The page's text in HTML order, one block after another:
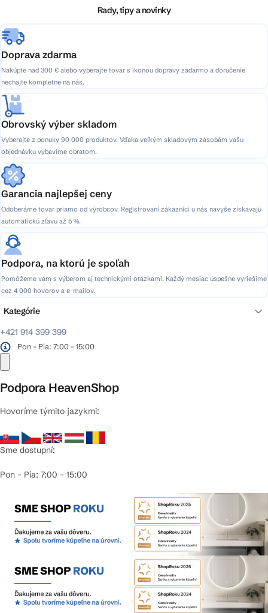
p
r
v
k
y
v
ý
p
s
u
e
Rady, tipy a novinky
Doprava zdarma
Nakúpte nad 300 € alebo vyberajte tovar s ikonou dopravy zadarmo a doručenie
nechajte kompletne na nás.
Obrovský výber skladom
Vyberajte z ponuky 90 000 produktov. Vďaka veľkým skladovým zásobám vašu
objednávku vybavíme obratom.
Garancia najlepšej ceny
Odoberáme tovar priamo od výrobcov. Registrovaní zákazníci u nás navyše získavajú
automatickú zľavu až 5 %.
Podpora, na ktorú je spoľah
Pomôžeme vám s výberom aj technickými otázkami. Každý mesiac úspešne vyriešime
cez 4 000 hovorov a e-mailov.
+421 914 399 399
Pon - Pia: 7:00 - 15:00
Podpora HeavenShop
Hovoríme týmito jazykmi:
Sme dostupní:
Pon – Pia: 7:00 – 15:00
Kategórie